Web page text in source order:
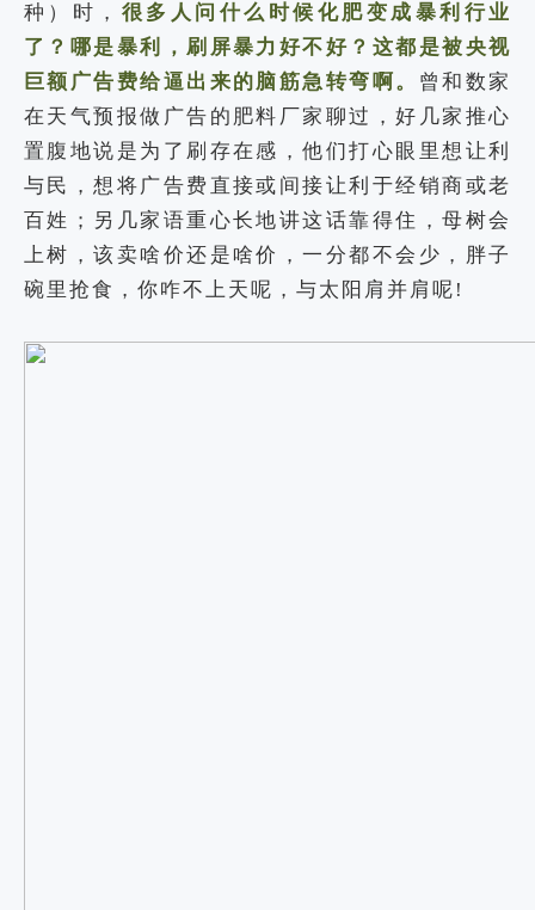
种）时， 很多人问什么时候化肥变成暴利行业
了？哪是暴利，刷屏暴力好不好？这都是被央视
巨额广告费给逼出来的脑筋急转弯啊。 曾和数家
在天气预报做广告的肥料厂家聊过，好几家推心
置腹地说是为了刷存在感，他们打心眼里想让利
与民，想将广告费直接或间接让利于经销商或老
百姓；另几家语重心长地讲这话靠得住，母树会
上树，该卖啥价还是啥价，一分都不会少，胖子
碗里抢食，你咋不上天呢，与太阳肩并肩呢!